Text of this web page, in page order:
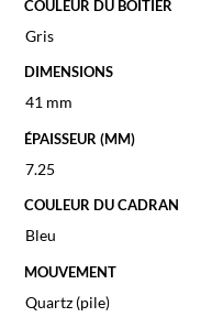
COULEUR DU BOÎTIER
Gris
DIMENSIONS
41 mm
ÉPAISSEUR (MM)
7.25
COULEUR DU CADRAN
Bleu
MOUVEMENT
Quartz (pile)